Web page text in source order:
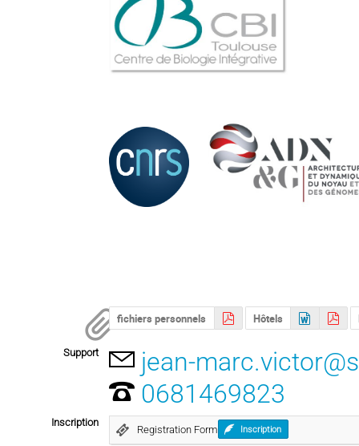
fichiers personnels Hôtels
Support
jean-
0681469823
Inscription
Registration Form Inscription